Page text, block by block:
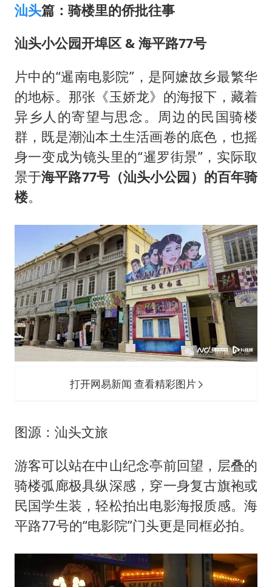
汕头篇：骑楼里的侨批往事
汕头小公园开埠区 & 海平路77号
片中的“暹南电影院”，是阿嬷故乡最繁华
的地标。那张《玉娇龙》的海报下，藏着
异乡人的寄望与思念。周边的民国骑楼
群，既是潮汕本土生活画卷的底色，也摇
身一变成为镜头里的“暹罗街景”，实际取
景于海平路77号（汕头小公园）的百年骑
楼。
打开网易新闻 查看精彩图片
图源：汕头文旅
游客可以站在中山纪念亭前回望，层叠的
骑楼弧廊极具纵深感，穿一身复古旗袍或
民国学生装，轻松拍出电影海报质感。海
平路77号的“电影院”门头更是同框必拍。